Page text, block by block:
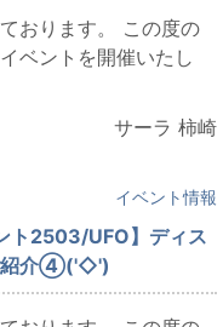
おります。 この度の
ベントを開催いたし
サーラ 柿崎
イベント情報
ト2503/UFO】ディス
紹介④('◇')ゞ